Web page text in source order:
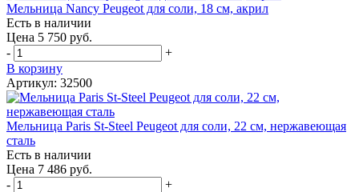
Мельница Nancy Peugeot для соли, 18 см, акрил
Есть в наличии
Цена 5 750 руб.
-
+
В корзину
Артикул: 32500
Мельница Paris St-Steel Peugeot для соли, 22 см, нержавеющая
сталь
Есть в наличии
Цена 7 486 руб.
-
+